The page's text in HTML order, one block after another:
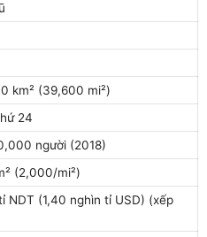
km² (39,600 mi²)
24
người (2018)
(2,000/mi²)
NDT (1,40 nghìn tỉ USD) (xếp